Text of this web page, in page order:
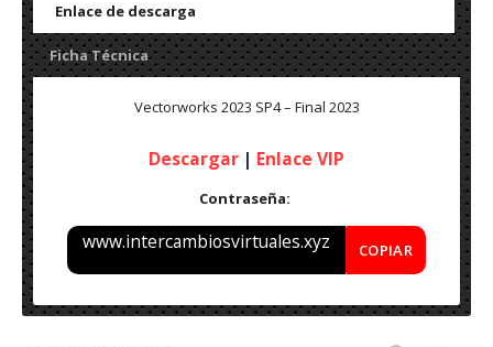
Enlace de descarga
Ficha Técnica
Vectorworks 2023 SP4 – Final 2023
Descargar | Enlace VIP
Contraseña:
www.intercambiosvirtuales.xyz COPIAR
Nombre: Vectorworks 2023 SP4 Full